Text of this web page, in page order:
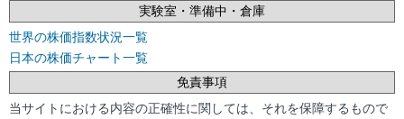
実験室・準備中・倉庫
世界の株価指数状況一覧
日本の株価チャート一覧
免責事項
当サイトにおける内容の正確性に関しては、それを保障するもので